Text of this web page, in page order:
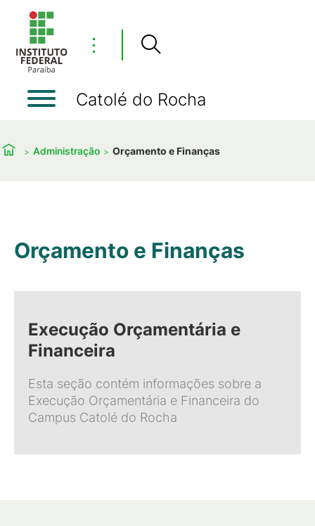
⋮
Catolé do Rocha
Administração Orçamento e Finanças
Orçamento e Finanças
Execução Orçamentária e
Financeira
Esta seção contém informações sobre a
Execução Orçamentária e Financeira do
Campus Catolé do Rocha